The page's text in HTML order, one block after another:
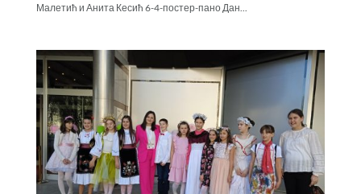
Малетић и Анита Кесић 6-4-постер-пано Дан...